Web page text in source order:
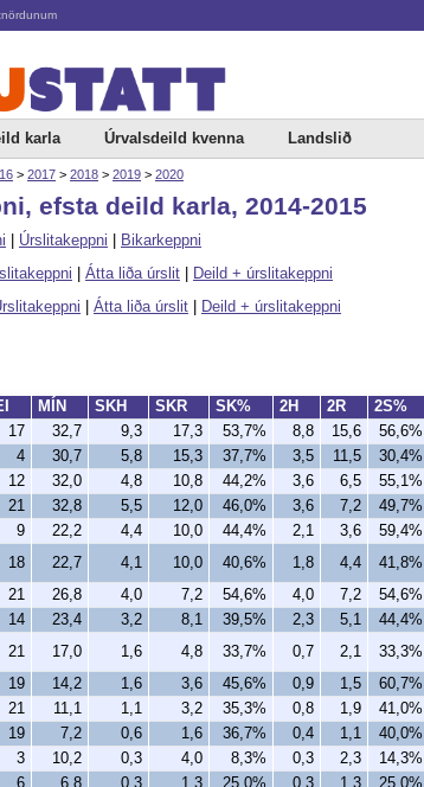
karla Úrvalsdeild kvenna Landslið
> 2017 > 2018 > 2019 > 2020
efsta deild karla, 2014-2015
Úrslitakeppni
Bikarkeppni
Átta liða úrslit
Deild + úrslitakeppni
Átta liða úrslit Deild + úrslitakeppni
MÍN SKH SKR SK% 2H 2R 2S%
17 32,7 9,3 17,3 53,7% 8,8 15,6 56,6%
4 30,7 5,8 15,3 37,7% 3,5 11,5 30,4%
12 32,0 4,8 10,8 44,2% 3,6 6,5 55,1%
21 32,8 5,5 12,0 46,0% 3,6 7,2 49,7%
9 22,2 4,4 10,0 44,4% 2,1 3,6 59,4%
18 22,7 4,1 10,0 40,6% 1,8 4,4 41,8%
21 26,8 4,0 7,2 54,6% 4,0 7,2 54,6%
14 23,4 3,2 8,1 39,5% 2,3 5,1 44,4%
21 17,0 1,6 4,8 33,7% 0,7 2,1 33,3%
19 14,2 1,6 3,6 45,6% 0,9 1,5 60,7%
21 11,1 1,1 3,2 35,3% 0,8 1,9 41,0%
19 7,2 0,6 1,6 36,7% 0,4 1,1 40,0%
3 10,2 0,3 4,0 8,3% 0,3 2,3 14,3%
6 6,8 0,3 1,3 25,0% 0,3 1,3 25,0%